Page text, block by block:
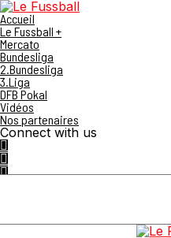
Accueil
Le Fussball +
Mercato
Bundesliga
2.Bundesliga
3.Liga
DFB Pokal
Vidéos
Nos partenaires
Connect with us